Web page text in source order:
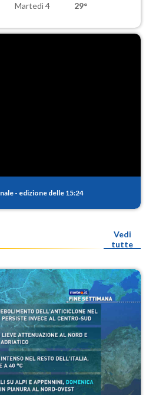
Martedì 4 29°
- edizione delle 15:24
Vedi
tutte